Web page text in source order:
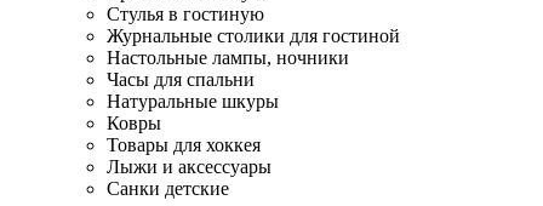
Стулья в гостиную
Журнальные столики для гостиной
Настольные лампы, ночники
Часы для спальни
Натуральные шкуры
Ковры
Товары для хоккея
Лыжи и аксессуары
Санки детские